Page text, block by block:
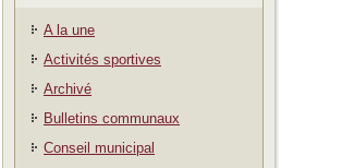
A la une
Activités sportives
Archivé
Bulletins communaux
Conseil municipal